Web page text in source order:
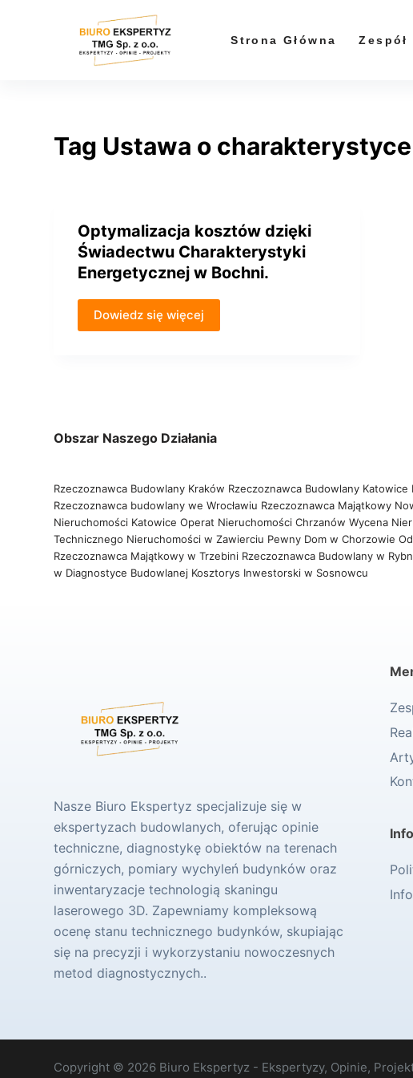
Strona Główna Zespół
Tag Ustawa o
Optymalizacja kosztów dzięki
Świadectwu Charakterystyki
Energetycznej w Bochni.
Dowiedz się więcej
Obszar Naszego Działania
Rzeczoznawca Budowlany Kraków Rzeczoznawca Budowlany Katowice
Rzeczoznawca budowlany we Wrocławiu Rzeczoznawca Majątkowy
Nieruchomości Katowice Operat Nieruchomości Chrzanów Wycena
Technicznego Nieruchomości w Zawierciu Pewny Dom w Chorzowie
Rzeczoznawca Majątkowy w Trzebini Rzeczoznawca Budowlany w
w Diagnostyce Budowlanej Kosztorys Inwestorski w Sosnowcu
Nasze Biuro Ekspertyz specjalizuje się w
ekspertyzach budowlanych, oferując opinie
techniczne, diagnostykę obiektów na terenach
górniczych, pomiary wychyleń budynków oraz
inwentaryzacje technologią skaningu
laserowego 3D. Zapewniamy kompleksową
ocenę stanu technicznego budynków, skupiając
się na precyzji i wykorzystaniu nowoczesnych
metod diagnostycznych..
Copyright © 2026 Biuro Ekspertyz - Ekspertyzy, Opinie,